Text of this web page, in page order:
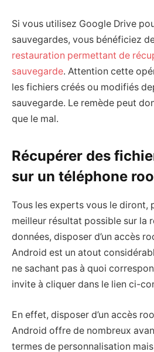
Si vous utilisez Google Drive
sauvegardes, vous bénéficiez
restauration permettant de
sauvegarde. Attention cette
les fichiers créés ou modifiés
sauvegarde. Le remède peut
que le mal.
Récupérer des
sur un téléphone
Tous les experts vous le diront,
meilleur résultat possible sur la
données, disposer d’un accès
Android est un atout
ne sachant pas à quoi
invite à cliquer dans le lien ci-
En effet, disposer d’un accès
Android offre de nombreux
termes de personnalisation